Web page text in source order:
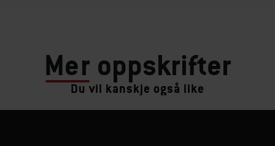
Mer oppskrifter
Du vil kanskje også like